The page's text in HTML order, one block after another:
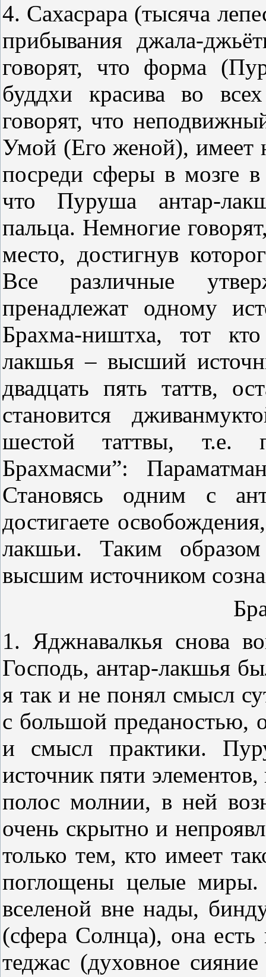
4. Сахасрара (тысяча
прибывания джала-
говорят, что форма
буддхи красива во
говорят, что
Умой (Его женой), имеет
посреди сферы в мозге в
что Пуруша антар-
пальца. Немногие
место, достигнув
Все различные
пренадлежат одному
Брахма-ништха, тот
лакшья – высший
двадцать пять таттв,
становится
шестой таттвы, т.е.
Брахмасми”:
Становясь одним с
достигаете
лакшьи. Таким
высшим источником
1. Яджнавалкья снова
Господь, антар-лакшья
я так и не понял смысл
с большой преданостью,
и смысл практики.
источник пяти
полос молнии, в ней
очень скрытно и
только тем, кто имеет
поглощены целые миры.
вселеной вне нады,
(сфера Солнца), она
теджас (духовное